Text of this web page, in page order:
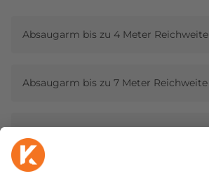
Absaugarm bis zu 4 Meter Reichweite
Absaugarm bis zu 7 Meter Reichweite
Absaugarm bis zu 8 Meter Reichweite